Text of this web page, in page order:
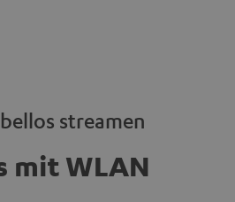
streamen
mit WLAN